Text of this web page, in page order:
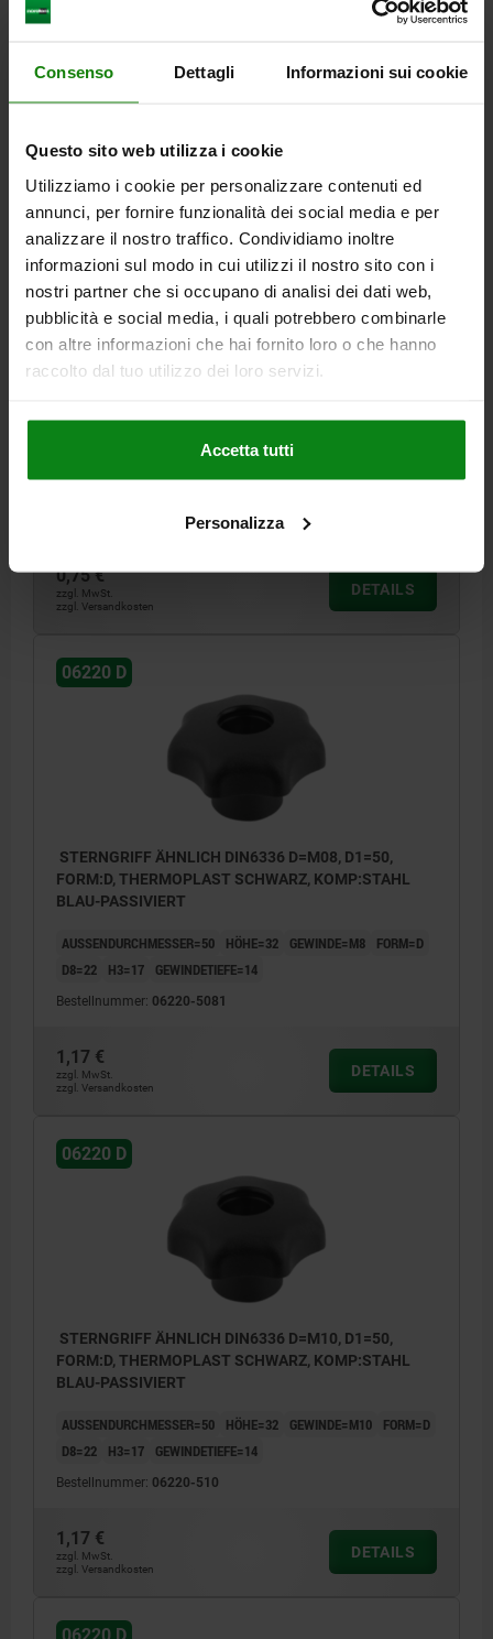
Consenso Dettagli Informazioni sui cookie
Questo sito web utilizza i cookie
Utilizziamo i cookie per personalizzare contenuti ed
annunci, per fornire funzionalità dei social media e per
analizzare il nostro traffico. Condividiamo inoltre
informazioni sul modo in cui utilizzi il nostro sito con i
nostri partner che si occupano di analisi dei dati web,
pubblicità e social media, i quali potrebbero combinarle
con altre informazioni che hai fornito loro o che hanno
raccolto dal tuo utilizzo dei loro servizi.
Accetta tutti
Personalizza
06220 D
STERNGRIFF ÄHNLICH DIN6336 D=M10, D1=40,
BLAU-PASSIVIERT
AUSSENDURCHMESSER=40 HÖHE=25 GEWINDE=M10
06220-5101
0,75 €
zzgl. MwSt.
zzgl. Versandkosten
DETAILS
06220 D
STERNGRIFF ÄHNLICH DIN6336 D=M08, D1=50,
FORM:D, THERMOPLAST SCHWARZ, KOMP:STAHL
BLAU-PASSIVIERT
AUSSENDURCHMESSER=50 HÖHE=32 GEWINDE=M8
FORM=D
D8=22
H3=17 GEWINDETIEFE=14
Bestellnummer: 06220-5081
1,17 €
zzgl. MwSt.
zzgl. Versandkosten
DETAILS
06220 D
STERNGRIFF ÄHNLICH DIN6336 D=M10, D1=50,
FORM:D, THERMOPLAST SCHWARZ, KOMP:STAHL
BLAU-PASSIVIERT
AUSSENDURCHMESSER=50 HÖHE=32 GEWINDE=M10
FORM=D
D8=22
H3=17 GEWINDETIEFE=14
Bestellnummer: 06220-510
1,17 €
zzgl. MwSt.
zzgl. Versandkosten
DETAILS